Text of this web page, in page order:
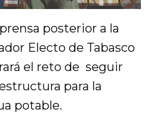
posterior a la
Electo de Tabasco
el reto de seguir
para la
potable.